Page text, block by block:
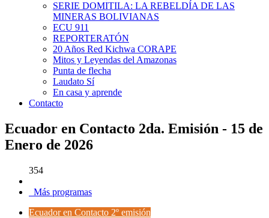
SERIE DOMITILA: LA REBELDÍA DE LAS
MINERAS BOLIVIANAS
ECU 911
REPORTERATÓN
20 Años Red Kichwa CORAPE
Mitos y Leyendas del Amazonas
Punta de flecha
Laudato Sí
En casa y aprende
Contacto
Ecuador en Contacto 2da. Emisión - 15 de
Enero de 2026
354
Más programas
Ecuador en Contacto 2º emisión